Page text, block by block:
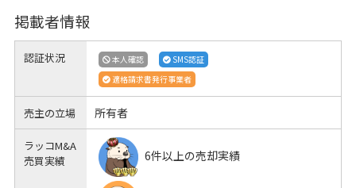
掲載者情報
認証状況 本人確認
SMS認証
適格請求書発行事業者
売主の立場 所有者
ラッコM&A
売買実績
6件以上の売却実績